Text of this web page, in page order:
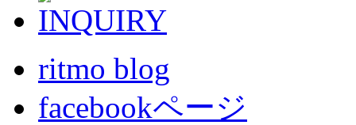
ritmo blog
facebookページ